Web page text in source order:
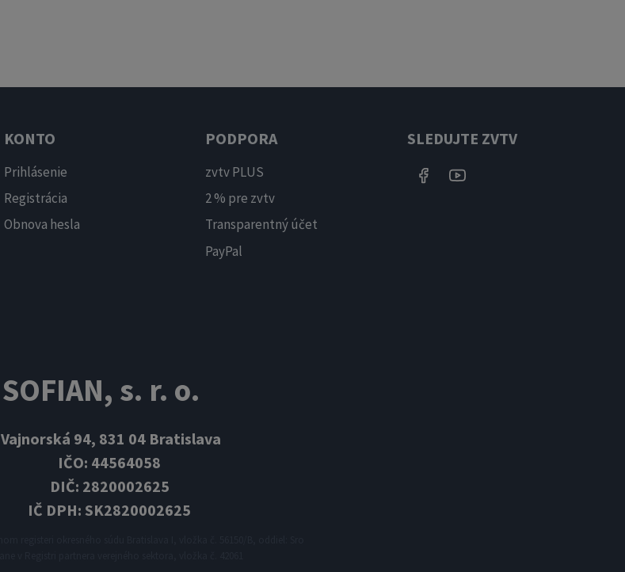
KONTO
Prihlásenie
Registrácia
Obnova hesla
PODPORA
zvtv PLUS
2 % pre zvtv
Transparentný účet
PayPal
SLEDUJTE ZVTV
SOFIAN, s. r. o.
Vajnorská 94, 831 04 Bratislava
IČO: 44564058
DIČ: 2820002625
IČ DPH: SK2820002625